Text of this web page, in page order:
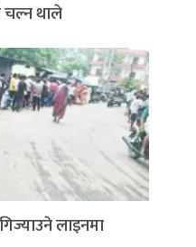
चल्न थाले
लाइनमा